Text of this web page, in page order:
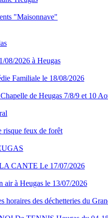
"Maisonnave"
08/2026 à Heugas
Familiale le 18/08/2026
de Heugas 7/8/9 et 10
risque feux de forêt
CANTE Le 17/07/2026
air à Heugas le 13/07/2026
horaires des déchetteries du